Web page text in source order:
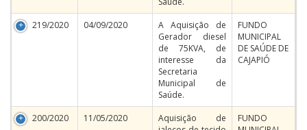
219/2020
04/09/2020
A Aquisição de
Gerador diesel
de 75KVA, de
interesse da
Secretaria
Municipal de
Saúde.
FUNDO
MUNICIPAL
DE SAÚDE DE
CAJAPIÓ
200/2020 11/05/2020
Aquisição de
FUNDO